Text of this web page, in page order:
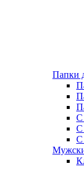
Папки
С
С
С